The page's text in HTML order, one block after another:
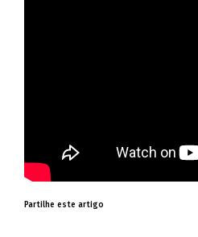
Partilhe este artigo